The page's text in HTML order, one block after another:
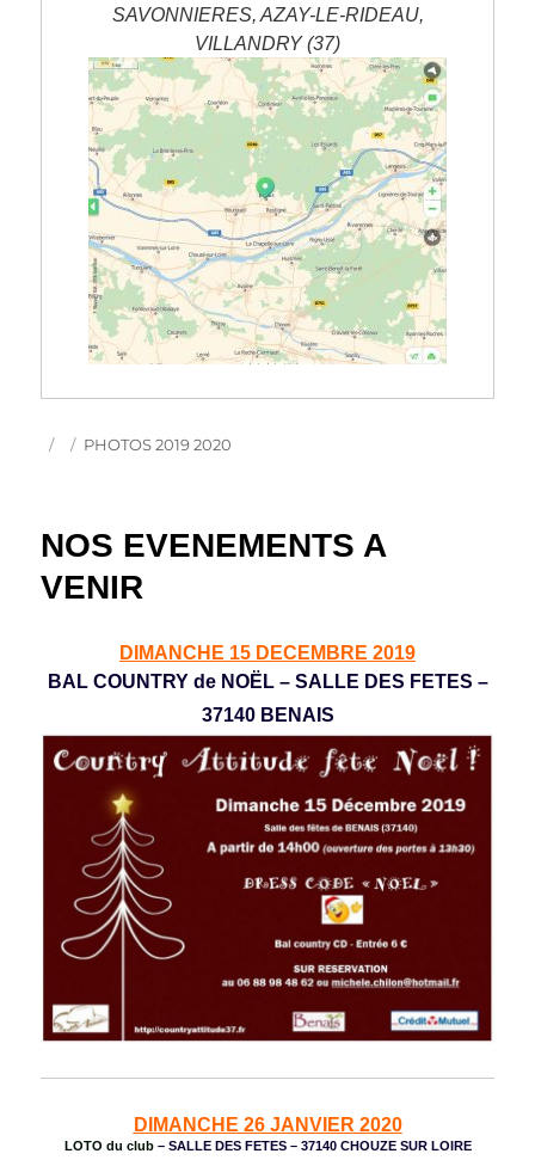
SAVONNIERES, AZAY-LE-RIDEAU,
VILLANDRY (37)
Publié
Catégories
PHOTOS 2019 2020
NOS EVENEMENTS A
VENIR
DIMANCHE 15 DECEMBRE 2019
BAL COUNTRY de NOËL – SALLE DES FETES –
37140 BENAIS
DIMANCHE 26 JANVIER 2020
LOTO du club– SALLE DES FETES – 37140 CHOUZE SUR LOIRE